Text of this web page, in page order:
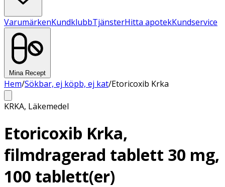
VarumärkenKundklubbTjänsterHitta apotekKundservice
Mina Recept
Hem/Sökbar, ej köpb, ej kat/Etoricoxib Krka
KRKA, Läkemedel
Etoricoxib Krka,
filmdragerad tablett 30 mg,
100 tablett(er)